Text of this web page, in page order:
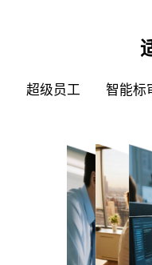
超级员工 智能标